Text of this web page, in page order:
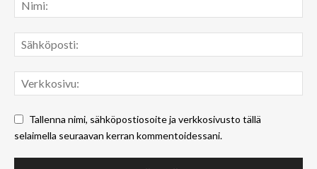
Tallenna nimi, sähköpostiosoite ja verkkosivusto tällä
selaimella seuraavan kerran kommentoidessani.